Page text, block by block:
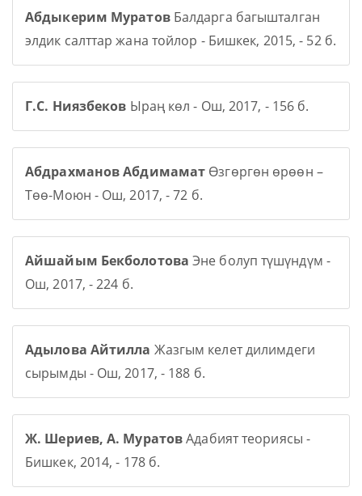
Абдыкерим МуратовБалдарга багышталган
элдик салттар жана тойлор - Бишкек, 2015, - 52 б.
Г.С. Ниязбеков Ыраң көл - Ош, 2017, - 156 б.
Абдрахманов Абдимамат Өзгөргөн өрөөн –
Төө-Моюн - Ош, 2017, - 72 б.
Айшайым Бекболотова Эне болуп түшүндүм -
Ош, 2017, - 224 б.
Адылова Айтилла Жазгым келет дилимдеги
сырымды - Ош, 2017, - 188 б.
Ж. Шериев, А. МуратовАдабият теориясы -
Бишкек, 2014, - 178 б.